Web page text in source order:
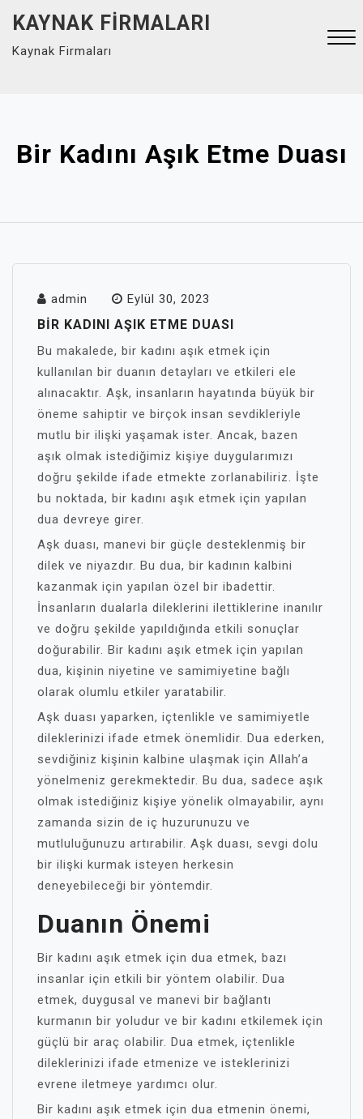
content
KAYNAK FIRMALARI
Kaynak Firmaları
Bir Kadını Aşık Etme Duası
admin Eylül 30, 2023
BIR KADINI AŞIK ETME DUASI
Bu makalede, bir kadını aşık etmek için
kullanılan bir duanın detayları ve etkileri ele
alınacaktır. Aşk, insanların hayatında büyük bir
öneme sahiptir ve birçok insan sevdikleriyle
mutlu bir ilişki yaşamak ister. Ancak, bazen
aşık olmak istediğimiz kişiye duygularımızı
doğru şekilde ifade etmekte zorlanabiliriz. İşte
bu noktada, bir kadını aşık etmek için yapılan
dua devreye girer.
Aşk duası, manevi bir güçle desteklenmiş bir
dilek ve niyazdır. Bu dua, bir kadının kalbini
kazanmak için yapılan özel bir ibadettir.
İnsanların dualarla dileklerini ilettiklerine inanılır
ve doğru şekilde yapıldığında etkili sonuçlar
doğurabilir. Bir kadını aşık etmek için yapılan
dua, kişinin niyetine ve samimiyetine bağlı
olarak olumlu etkiler yaratabilir.
Aşk duası yaparken, içtenlikle ve samimiyetle
dileklerinizi ifade etmek önemlidir. Dua ederken,
sevdiğiniz kişinin kalbine ulaşmak için Allah’a
yönelmeniz gerekmektedir. Bu dua, sadece aşık
olmak istediğiniz kişiye yönelik olmayabilir, aynı
zamanda sizin de iç huzurunuzu ve
mutluluğunuzu artırabilir. Aşk duası, sevgi dolu
bir ilişki kurmak isteyen herkesin
deneyebileceği bir yöntemdir.
Duanın Önemi
Bir kadını aşık etmek için dua etmek, bazı
insanlar için etkili bir yöntem olabilir. Dua
etmek, duygusal ve manevi bir bağlantı
kurmanın bir yoludur ve bir kadını etkilemek için
güçlü bir araç olabilir. Dua etmek, içtenlikle
dileklerinizi ifade etmenize ve isteklerinizi
evrene iletmeye yardımcı olur.
Bir kadını aşık etmek için dua etmenin önemi,